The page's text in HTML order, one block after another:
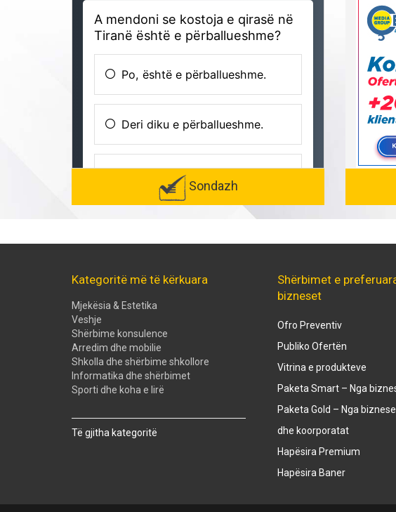
Sondazh
Kategoritë më të kërkuara
Mjekësia & Estetika
Veshje
Shërbime konsulence
Arredim dhe mobilie
Shkolla dhe shërbime shkollore
Informatika dhe shërbimet
Sporti dhe koha e lirë
Të gjitha kategoritë
Shërbimet e
bizneset
Ofro Preventiv
Publiko Ofertën
Vitrina e produkteve
Paketa Smart – Nga
Paketa Gold – Nga
dhe koorporatat
Hapësira Premium
Hapësira Baner